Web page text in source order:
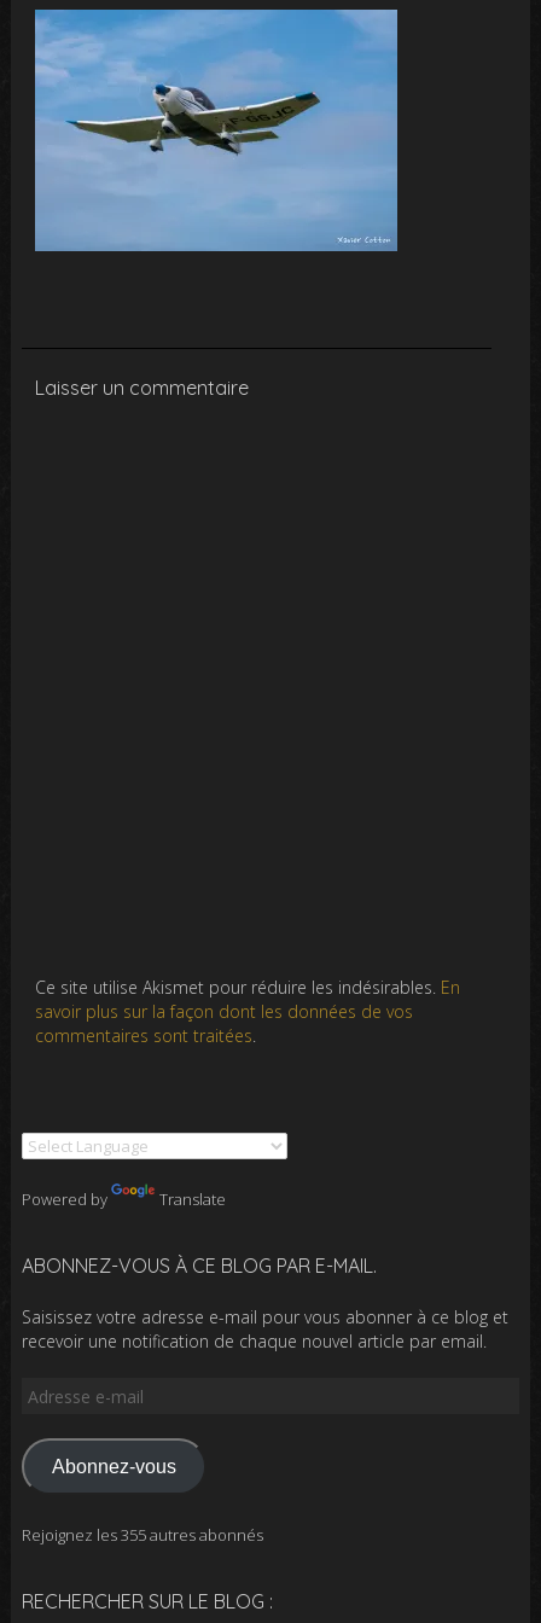
Laisser un commentaire
Ce site utilise Akismet pour réduire les indésirables. En
savoir plus sur la façon dont les données de vos
commentaires sont traitées.
Powered by Translate
ABONNEZ-VOUS À CE BLOG PAR E-MAIL.
Saisissez votre adresse e-mail pour vous abonner à ce blog et
recevoir une notification de chaque nouvel article par email.
Adresse
mail
Abonnez-vous
Rejoignez les 355 autres abonnés
RECHERCHER SUR LE BLOG :